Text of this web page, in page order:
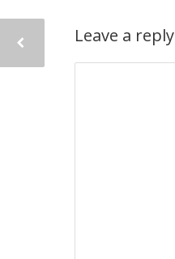
Leave a reply